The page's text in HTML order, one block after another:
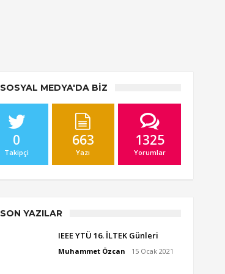
SOSYAL MEDYA'DA BIZ
0
Takipçi
663
Yazı
1325
Yorumlar
SON YAZILAR
IEEE YTÜ 16. İLTEK Günleri
Muhammet Özcan 15 Ocak 2021